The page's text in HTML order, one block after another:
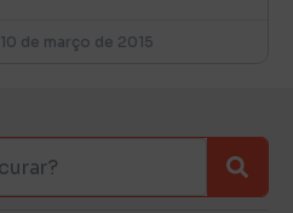
10 de março de 2015